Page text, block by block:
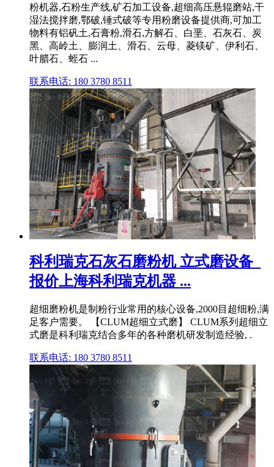
粉机器,石粉生产线,矿石加工设备,超细高压悬辊磨站,干
湿法搅拌磨,鄂破,锤式破等专用粉磨设备提供商,可加工
物料有铝矾土,石膏粉,滑石,方解石、白垩、石灰石、炭
黑、高岭土、膨润土、滑石、云母、菱镁矿、伊利石、
叶腊石、蛭石 ...
联系电话: 180 3780 8511
科利瑞克石灰石磨粉机 立式磨设备_
报价上海科利瑞克机器 ...
超细磨粉机是制粉行业常用的核心设备,2000目超细粉,满
足客户需要。 【CLUM超细立式磨】 CLUM系列超细立
式磨是科利瑞克结合多年的各种磨机研发制造经验, .
联系电话: 180 3780 8511